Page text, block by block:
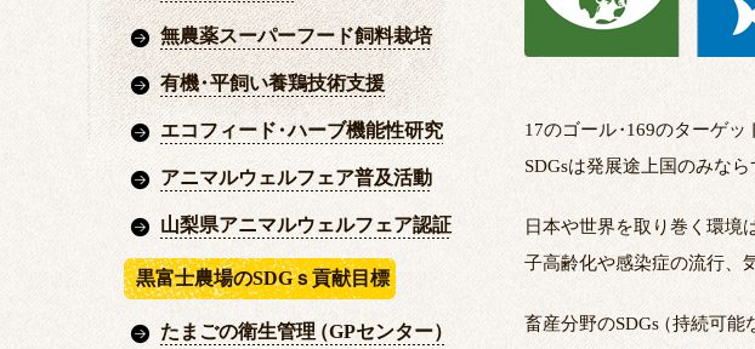
無農薬スーパーフード飼料栽培
有機・平飼い養鶏技術支援
エコフィード・ハーブ機能性研究
アニマルウェルフェア普及活動
山梨県アニマルウェルフェア認証
黒富士農場のSDGｓ貢献目標
たまごの衛生管理（GPセンター）
17のゴール・169のターゲッ
SDGsは発展途上国のみな
日本や世界を取り巻く環境
子高齢化や感染症の流行、
畜産分野のSDGs（持続可能